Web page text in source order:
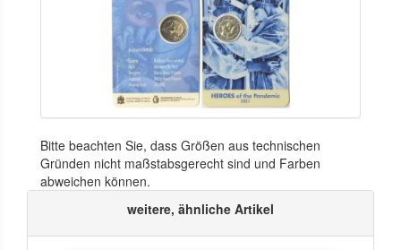
Bitte beachten Sie, dass Größen aus technischen
Gründen nicht maßstabsgerecht sind und Farben
abweichen können.
weitere, ähnliche Artikel